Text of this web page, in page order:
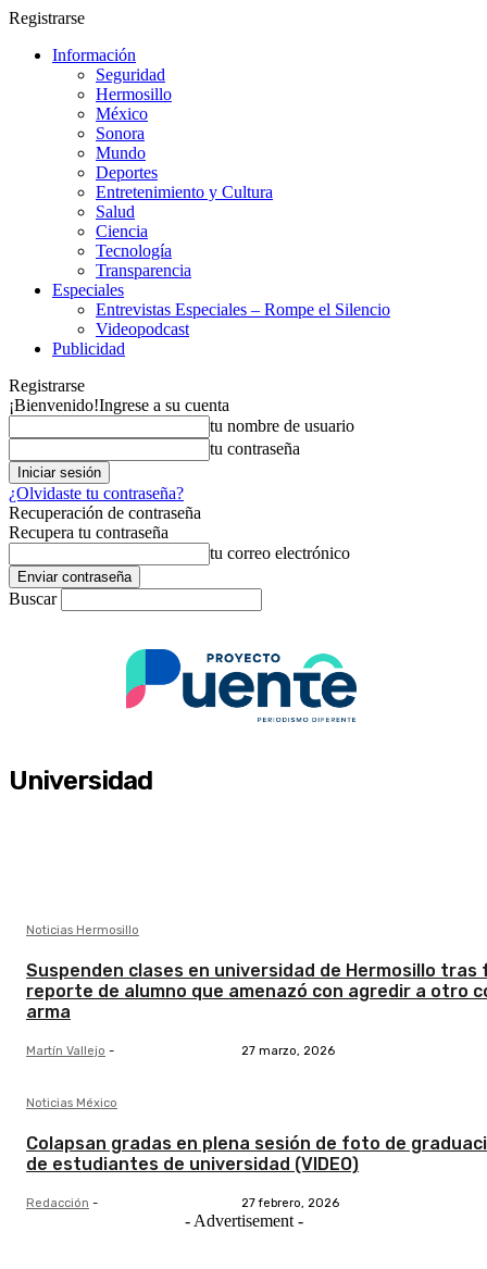
Registrarse
Información
Seguridad
Hermosillo
México
Sonora
Mundo
Deportes
Entretenimiento y Cultura
Salud
Ciencia
Tecnología
Transparencia
Especiales
Entrevistas Especiales – Rompe el Silencio
Videopodcast
Publicidad
Registrarse
¡Bienvenido!Ingrese a su cuenta
tu nombre de usuario
tu contraseña
¿Olvidaste tu contraseña?
Recuperación de contraseña
Recupera tu contraseña
tu correo electrónico
Buscar
Universidad
Noticias Hermosillo
Suspenden clases en universidad de Hermosillo tras
reporte de alumno que amenazó con agredir a otro
arma
Martín Vallejo - 27 marzo, 2026
Noticias México
Colapsan gradas en plena sesión de foto de
de estudiantes de universidad (VIDEO)
Redacción - 27 febrero, 2026
- Advertisement -